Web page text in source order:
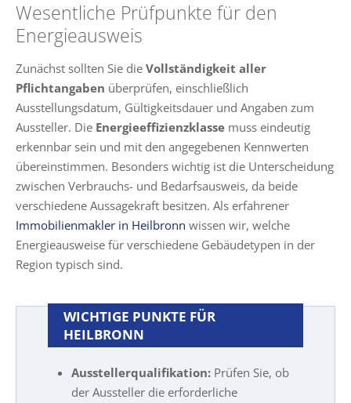
Wesentliche Prüfpunkte für den
Energieausweis
Zunächst sollten Sie die Vollständigkeit aller
Pflichtangaben überprüfen, einschließlich
Ausstellungsdatum, Gültigkeitsdauer und Angaben zum
Aussteller. Die Energieeffizienzklasse muss eindeutig
erkennbar sein und mit den angegebenen Kennwerten
übereinstimmen. Besonders wichtig ist die Unterscheidung
zwischen Verbrauchs- und Bedarfsausweis, da beide
verschiedene Aussagekraft besitzen. Als erfahrener
Immobilienmakler in Heilbronn wissen wir, welche
Energieausweise für verschiedene Gebäudetypen in der
Region typisch sind.
WICHTIGE PUNKTE FÜR
HEILBRONN
Ausstellerqualifikation: Prüfen Sie, ob
der Aussteller die erforderliche